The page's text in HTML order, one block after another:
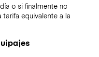
o si finalmente no
tarifa equivalente a la